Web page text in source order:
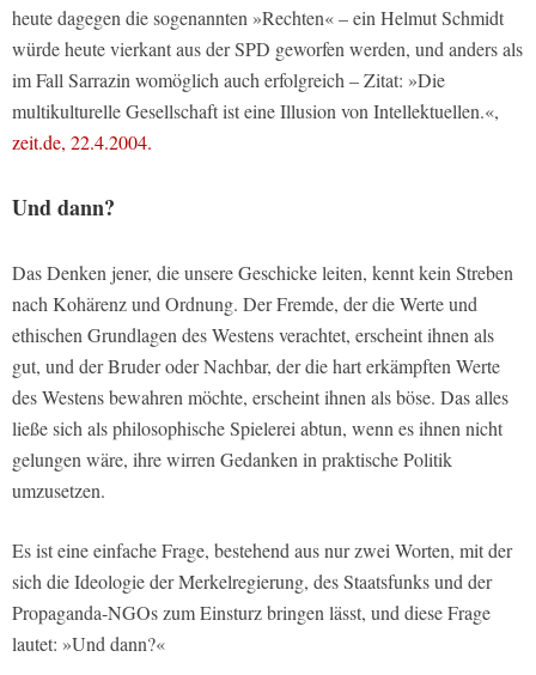
heute dagegen die sogenannten »Rechten« – ein Helmut Schmidt
würde heute vierkant aus der SPD geworfen werden, und anders als
im Fall Sarrazin womöglich auch erfolgreich – Zitat: »Die
multikulturelle Gesellschaft ist eine Illusion von Intellektuellen.«,
zeit.de, 22.4.2004.
Und dann?
Das Denken jener, die unsere Geschicke leiten, kennt kein Streben
nach Kohärenz und Ordnung. Der Fremde, der die Werte und
ethischen Grundlagen des Westens verachtet, erscheint ihnen als
gut, und der Bruder oder Nachbar, der die hart erkämpften Werte
des Westens bewahren möchte, erscheint ihnen als böse. Das alles
ließe sich als philosophische Spielerei abtun, wenn es ihnen nicht
gelungen wäre, ihre wirren Gedanken in praktische Politik
umzusetzen.
Es ist eine einfache Frage, bestehend aus nur zwei Worten, mit der
sich die Ideologie der Merkelregierung, des Staatsfunks und der
Propaganda-NGOs zum Einsturz bringen lässt, und diese Frage
lautet: »Und dann?«